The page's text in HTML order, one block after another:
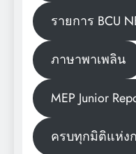
รายการ BCU
ภาษาพาเพลิน
MEP Junior
ครบทุกมิติแห่ง